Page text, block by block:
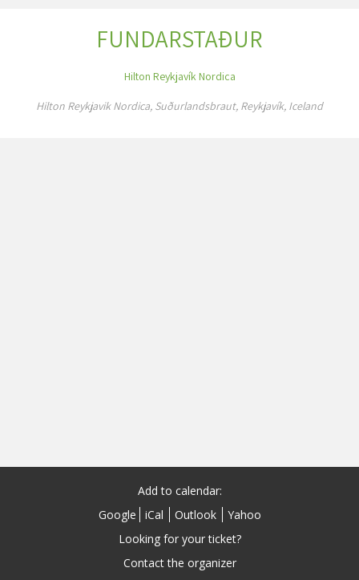
FUNDARSTAÐUR
Hilton Reykjavík Nordica
Hilton Reykjavik Nordica, Suðurlandsbraut, Reykjavík, Iceland
Add to calendar:
Google
iCal Outlook
Yahoo
Looking for your ticket?
Contact the organizer